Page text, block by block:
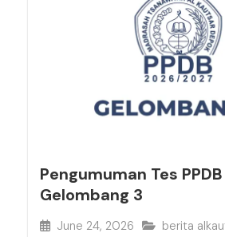
Pengumuman Tes
Gelombang 3
June 24, 2026
berita